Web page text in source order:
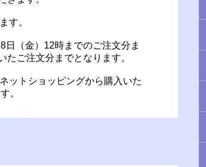
す。
（金）12時までのご注文分ま
ご注文分までとなります。
ットショッピングから購入いた
。